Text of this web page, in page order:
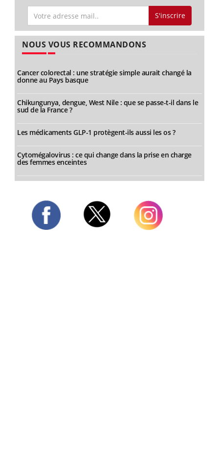
S'inscrire
NOUS VOUS RECOMMANDONS
Cancer colorectal : une stratégie simple aurait changé la
donne au Pays basque
Chikungunya, dengue, West Nile : que se passe-t-il dans le
sud de la France ?
Les médicaments GLP-1 protègent-ils aussi les os ?
Cytomégalovirus : ce qui change dans la prise en charge
des femmes enceintes